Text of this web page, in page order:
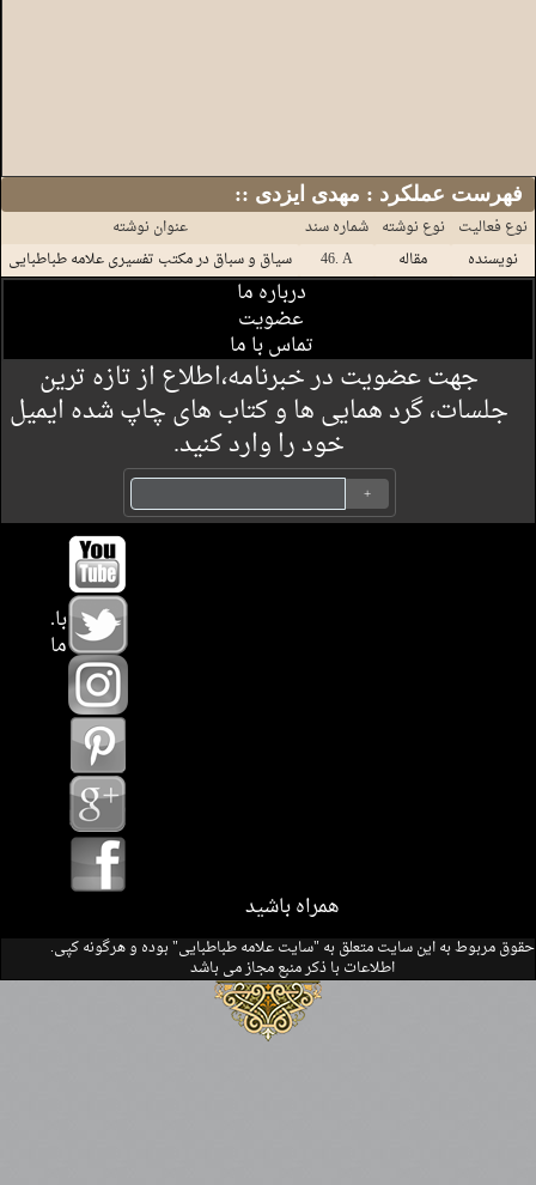
:: فهرست عملکرد : مهدی ایزدی
عنوان نوشته شماره سند نوع نوشته نوع فعالیت
سیاق و سباق در مکتب تفسیری علامه طباطبایی
46. A مقاله نویسنده
درباره ما
عضویت
تماس با ما
جهت عضویت در خبرنامه،اطلاع از تازه ترین
جلسات، گرد همایی ها و کتاب های چاپ شده ایمیل
خود را وارد کنید.
.با
ما
همراه باشید
.حقوق مربوط به این سایت متعلق به "سایت علامه طباطبایی" بوده و هرگونه کپی
اطلاعات با ذکر منبع مجاز می باشد